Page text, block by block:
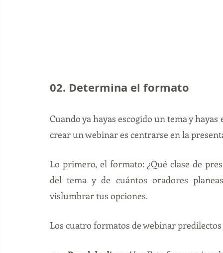
02. Determina el formato
Cuando ya hayas escogido un tema y
crear un webinar es centrarse en la
Lo primero, el formato: ¿Qué clase de
del tema y de cuántos oradores
vislumbrar tus opciones.
Los cuatro formatos de webinar predilectos